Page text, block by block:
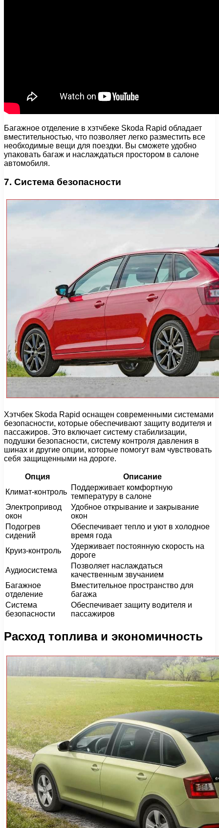
Багажное отделение в хэтчбеке Skoda Rapid обладает
вместительностью, что позволяет легко разместить все
необходимые вещи для поездки. Вы сможете удобно
упаковать багаж и наслаждаться простором в салоне
автомобиля.
7. Система безопасности
Хэтчбек Skoda Rapid оснащен современными системами
безопасности, которые обеспечивают защиту водителя и
пассажиров. Это включает систему стабилизации,
подушки безопасности, систему контроля давления в
шинах и другие опции, которые помогут вам чувствовать
себя защищенными на дороге.
Опция
Описание
Климат-контроль
Поддерживает комфортную
температуру в салоне
Электропривод
окон
Удобное открывание и закрывание
окон
Подогрев
сидений
Обеспечивает тепло и уют в холодное
время года
Круиз-контроль
Удерживает постоянную скорость на
дороге
Аудиосистема
Позволяет наслаждаться
качественным звучанием
Багажное
отделение
Вместительное пространство для
багажа
Система
безопасности
Обеспечивает защиту водителя и
пассажиров
Расход топлива и экономичность